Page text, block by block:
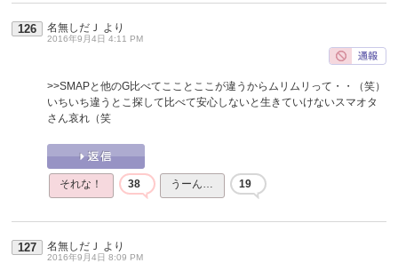
126 名無しだＪ より
2016年9月4日 4:11 PM
>>SMAPと他のG比べてこことここが違うからムリムリって・・（笑）
いちいち違うとこ探して比べて安心しないと生きていけないスマオタ
さん哀れ（笑
それな！ 38 うーん… 19
127 名無しだＪ より
2016年9月4日 8:09 PM